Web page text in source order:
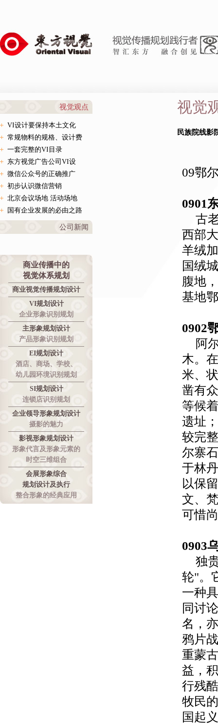
视觉观点
VI设计要保持本土文化
常规物料的规格、设计费
一套完整的VI目录
东方视觉广告公司VI设
微信公众号的正确推广
初步认识微信营销
北京会议场地 活动场地
国有企业发展的必由之路
公司新闻
商业传播中的
视觉体系规划
商业视觉传播规划设计
VI规划设计
企业形象识别规划
主形象规划设计
产品形象识别规划
EI规划设计
酒店、商场、学校、
幼儿园环境识别规划
SI规划设计
连锁店识别规划
企业领导形象规划设计
摄影的魅力
影视形象规划设计
形象代言及形象元素的
时空三维组合
会展形象综合
规划设计及执行
整合形象的经典应用
视觉
民族院线影
09鄂
0901
古
西部
羊绒
国绒
腹地
基地
0902
阿
木。
米、
凿有
等候
遗址
较完
尔寨
于林
以保
文、
可惜
0903
独
轮"。
一种
同讨
名，
鸦片
重蒙
益，
行残
牧民
国起